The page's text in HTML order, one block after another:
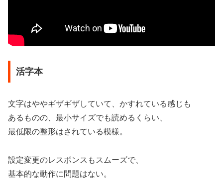
活字本
文字はややギザギザしていて、かすれている感じも
あるものの、最小サイズでも読めるくらい、
最低限の整形はされている模様。
設定変更のレスポンスもスムーズで、
基本的な動作に問題はない。